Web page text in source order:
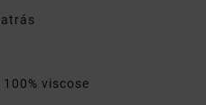
viscose